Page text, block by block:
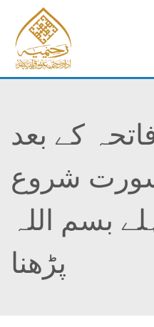
کے بعد
شروع
بسم اللہ
پڑھنا